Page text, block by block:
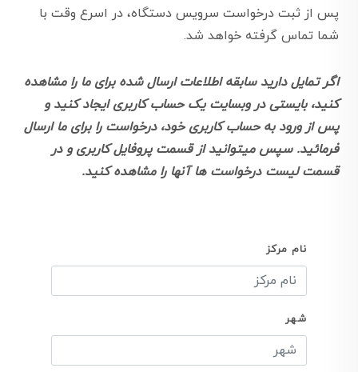
پس از ثبت درخواست سرویس دستگاه، در اسرع وقت با
شما تماس گرفته خواهد شد.
اگر تمایل دارید سابقه اطلاعات ارسال شده برای ما را مشاهده
کنید، بایستی در وبسایت یک حساب کاربری ایجاد کنید و
پس از ورود به حساب کاربری خود، درخواست را برای ما ارسال
فرمائید. سپس میتوانید از قسمت پروفایل کاربری و در
قسمت لیست درخواست ها آنها را مشاهده کنید.
نام مرکز
شهر